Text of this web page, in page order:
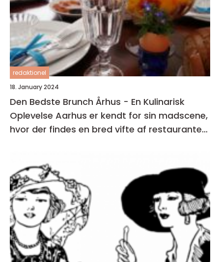
redaktionel
18. January 2024
Den Bedste Brunch Århus - En Kulinarisk
Oplevelse Aarhus er kendt for sin madscene,
hvor der findes en bred vifte af restauranter,